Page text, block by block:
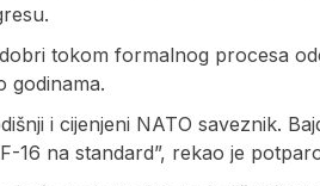
tokom formalnog procesa
godinama.
i cijenjeni NATO saveznik.
16 na standard”, rekao je